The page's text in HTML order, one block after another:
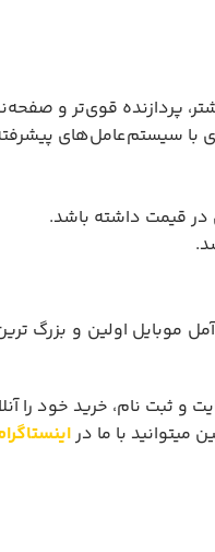
قوی‌تر و
سیستم‌عامل‌های
در قیمت داشته باشد.
موبایل اولین و بزرگ
و ثبت نام، خرید خود را
با ما در